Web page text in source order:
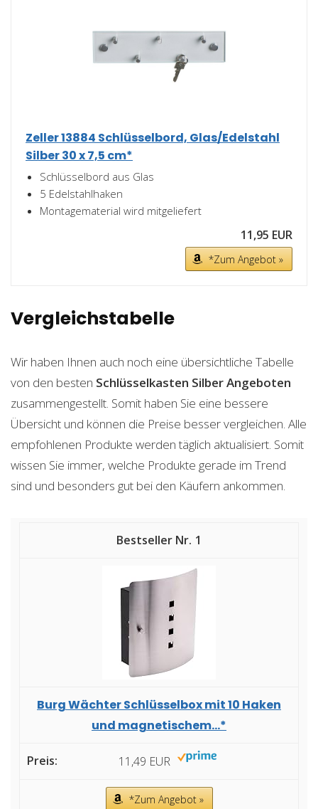
Zeller 13884 Schlüsselbord, Glas/Edelstahl
Silber 30 x 7,5 cm*
Schlüsselbord aus Glas
5 Edelstahlhaken
Montagematerial wird mitgeliefert
11,95 EUR
*Zum Angebot »
Vergleichstabelle
Wir haben Ihnen auch noch eine übersichtliche Tabelle
von den besten Schlüsselkasten SilberAngeboten
zusammengestellt. Somit haben Sie eine bessere
Übersicht und können die Preise besser vergleichen. Alle
empfohlenen Produkte werden täglich aktualisiert. Somit
wissen Sie immer, welche Produkte gerade im Trend
sind und besonders gut bei den Käufern ankommen.
1
Burg Wächter Schlüsselbox mit 10 Haken
und magnetischem...*
11,49 EUR
*Zum Angebot »